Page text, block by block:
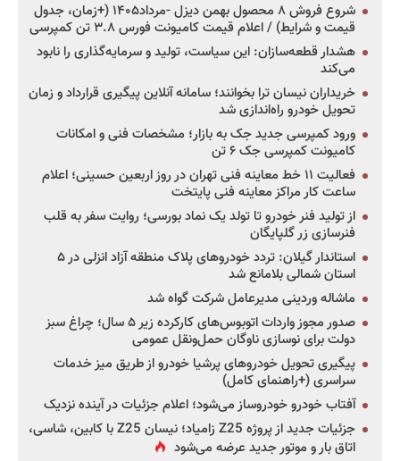
شروع فروش ۸ محصول بهمن دیزل -مرداد۱۴۰۵ (+زمان، جدول
قیمت و شرایط) / اعلام قیمت کامیونت فورس ۳.۸ تن کمپرسی
هشدار قطعه‌سازان: این سیاست، تولید و سرمایه‌گذاری را نابود
می‌کند
خریداران نیسان ترا بخوانند؛ سامانه آنلاین پیگیری قرارداد و زمان
تحویل خودرو راه‌اندازی شد
ورود کمپرسی جدید جک به بازار؛ مشخصات فنی و امکانات
کامیونت کمپرسی جک ۶ تن
فعالیت ۱۱ خط معاینه فنی تهران در روز اربعین حسینی؛ اعلام
ساعت کار مراکز معاینه فنی پایتخت
از تولید فنر خودرو تا تولد یک نماد بورسی؛ روایت سفر به قلب
فنرسازی زر گلپایگان
استاندار گیلان: تردد خودروهای پلاک منطقه آزاد انزلی در ۵
استان شمالی بلامانع شد
ماشاله وردینی مدیرعامل شرکت گواه شد
صدور مجوز واردات اتوبوس‌های کارکرده زیر ۵ سال؛ چراغ سبز
دولت برای نوسازی ناوگان حمل‌ونقل عمومی
پیگیری تحویل خودروهای پرشیا خودرو از طریق میز خدمات
سراسری (+راهنمای کامل)
آفتاب خودرو خودروساز می‌شود؛ اعلام جزئیات در آینده نزدیک
جزئیات جدید از پروژه Z25 زامیاد؛ نیسان Z25 با کابین، شاسی،
اتاق بار و موتور جدید عرضه می‌شود